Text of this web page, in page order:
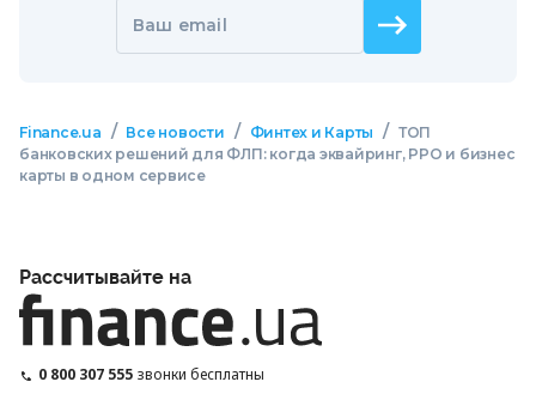
Ваш email
Finance.ua / Все новости / Финтех и Карты / ТОП
банковских решений для ФЛП: когда эквайринг, РРО и бизнес
карты в одном сервисе
Рассчитывайте на
0 800 307 555 звонки бесплатны